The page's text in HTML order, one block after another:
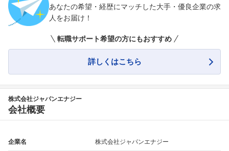
あなたの希望・経歴にマッチした大手・優良企業の求
人をお届け！
転職サポート希望の方にもおすすめ
詳しくはこちら
株式会社ジャパンエナジー
会社概要
企業名 株式会社ジャパンエナジー